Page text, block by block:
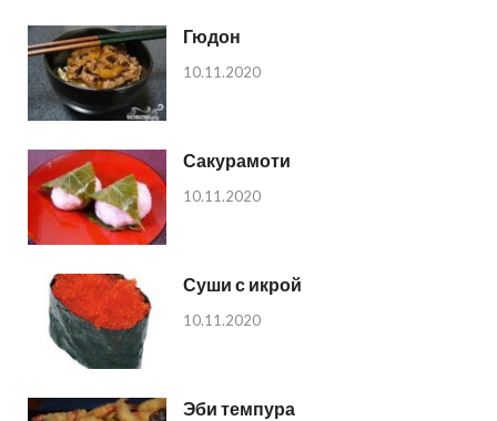
Гюдон
10.11.2020
Сакурамоти
10.11.2020
Суши с икрой
10.11.2020
Эби темпура